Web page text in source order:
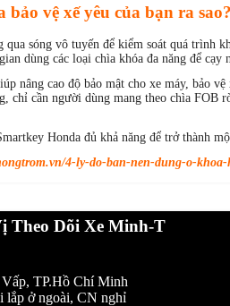
vệ xế yêu của bạn ra sao?
sóng vô tuyến để kiểm soát quá trình
dùng các loại chìa khóa đa năng để
nâng cao độ bảo mật cho xe máy, bảo
chỉ cần người dùng mang theo chìa
Honda đủ khả năng để trở thành
4-ly-do-ban-nen-dung-o-
Theo Dõi Xe Minh-T
TP.Hồ Chí Minh
lắp ở ngoài, CN nghỉ